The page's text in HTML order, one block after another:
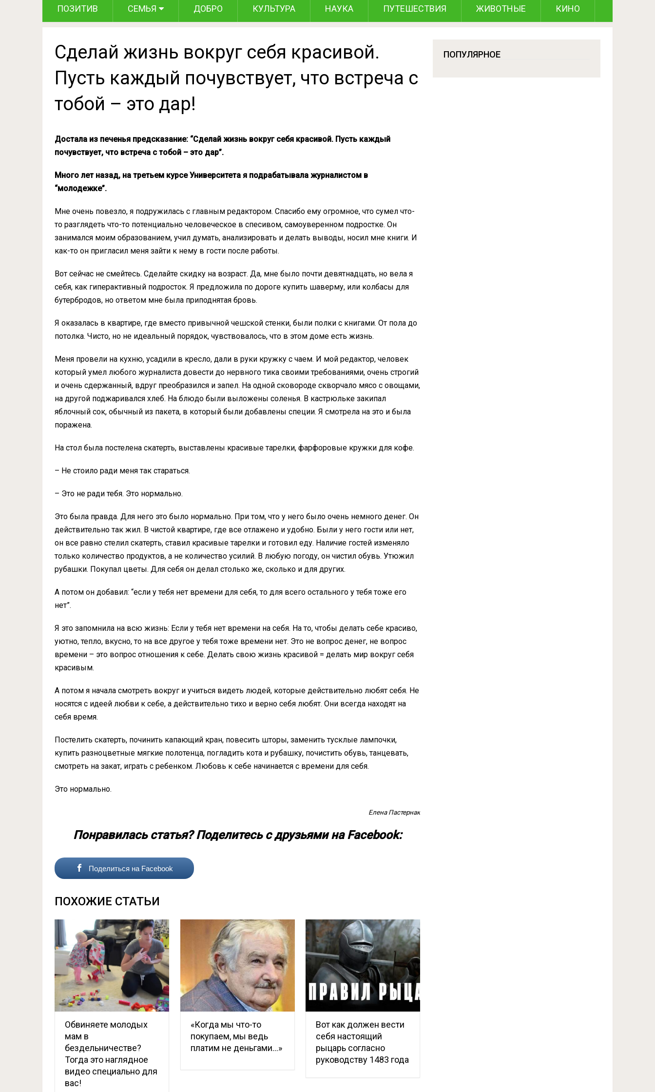
ПОЗИТИВ СЕМЬЯ ДОБРО КУЛЬТУРА НАУКА ПУТЕШЕСТВИЯ ЖИВОТНЫЕ КИНО
Сделай жизнь вокруг себя красивой.
Пусть каждый почувствует, что встреча с
тобой – это дар!
Достала из печенья предсказание: “Сделай жизнь вокруг себя красивой. Пусть каждый
почувствует, что встреча с тобой – это дар”.
Много лет назад, на третьем курсе Университета я подрабатывала журналистом в
“молодежке”.
Мне очень повезло, я подружилась с главным редактором. Спасибо ему огромное, что сумел что-
то разглядеть что-то потенциально человеческое в спесивом, самоуверенном подростке. Он
занимался моим образованием, учил думать, анализировать и делать выводы, носил мне книги. И
как-то он пригласил меня зайти к нему в гости после работы.
Вот сейчас не смейтесь. Сделайте скидку на возраст. Да, мне было почти девятнадцать, но вела я
себя, как гиперактивный подросток. Я предложила по дороге купить шаверму, или колбасы для
бутербродов, но ответом мне была приподнятая бровь.
Я оказалась в квартире, где вместо привычной чешской стенки, были полки с книгами. От пола до
потолка. Чисто, но не идеальный порядок, чувствовалось, что в этом доме есть жизнь.
Меня провели на кухню, усадили в кресло, дали в руки кружку с чаем. И мой редактор, человек
который умел любого журналиста довести до нервного тика своими требованиями, очень строгий
и очень сдержанный, вдруг преобразился и запел. На одной сковороде скворчало мясо с овощами,
на другой поджаривался хлеб. На блюдо были выложены соленья. В кастрюльке закипал
яблочный сок, обычный из пакета, в который были добавлены специи. Я смотрела на это и была
поражена.
На стол была постелена скатерть, выставлены красивые тарелки, фарфоровые кружки для кофе.
– Не стоило ради меня так стараться.
– Это не ради тебя. Это нормально.
Это была правда. Для него это было нормально. При том, что у него было очень немного денег. Он
действительно так жил. В чистой квартире, где все отлажено и удобно. Были у него гости или нет,
он все равно стелил скатерть, ставил красивые тарелки и готовил еду. Наличие гостей изменяло
только количество продуктов, а не количество усилий. В любую погоду, он чистил обувь. Утюжил
рубашки. Покупал цветы. Для себя он делал столько же, сколько и для других.
А потом он добавил: “если у тебя нет времени для себя, то для всего остального у тебя тоже его
нет”.
Я это запомнила на всю жизнь: Если у тебя нет времени на себя. На то, чтобы делать себе красиво,
уютно, тепло, вкусно, то на все другое у тебя тоже времени нет. Это не вопрос денег, не вопрос
времени – это вопрос отношения к себе. Делать свою жизнь красивой = делать мир вокруг себя
красивым.
А потом я начала смотреть вокруг и учиться видеть людей, которые действительно любят себя. Не
носятся с идеей любви к себе, а действительно тихо и верно себя любят. Они всегда находят на
себя время.
Постелить скатерть, починить капающий кран, повесить шторы, заменить тусклые лампочки,
купить разноцветные мягкие полотенца, погладить кота и рубашку, почистить обувь, танцевать,
смотреть на закат, играть с ребенком. Любовь к себе начинается с времени для себя.
Это нормально.
Елена Пастернак
Понравилась статья? Поделитесь с друзьями на Facebook:
Поделиться на Facebook
ПОХОЖИЕ СТАТЬИ
Обвиняете молодых
мам в
бездельничестве?
Тогда это наглядное
видео специально для
вас!
«Когда мы что-то
покупаем, мы ведь
платим не деньгами…»
Вот как должен вести
себя настоящий
рыцарь согласно
руководству 1483 года
ПОПУЛЯРНОЕ